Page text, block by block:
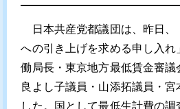
日本共産党都議団は、昨日、
への引き上げを求める申し入
働局長・東京地方最低賃金審
良よし子議員・山添拓議員・宮
した。国として最低生計費の調